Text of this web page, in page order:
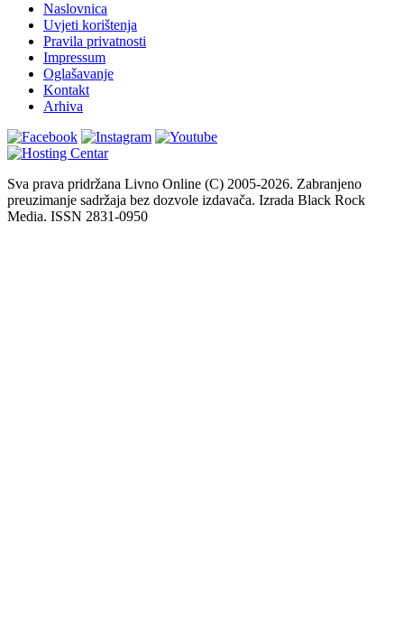
Naslovnica
Uvjeti korištenja
Pravila privatnosti
Impressum
Oglašavanje
Kontakt
Arhiva
Sva prava pridržana Livno Online (C) 2005-2026. Zabranjeno
preuzimanje sadržaja bez dozvole izdavača. Izrada Black Rock
Media. ISSN 2831-0950